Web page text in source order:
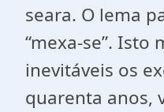
seara. O lema
“mexa-se”. Isto
inevitáveis os
quarenta anos,